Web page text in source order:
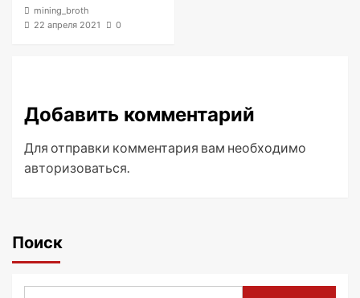
mining_broth
22 апреля 2021
0
Добавить комментарий
Для отправки комментария вам необходимо
авторизоваться.
Поиск